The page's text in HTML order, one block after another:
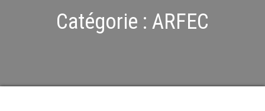
Catégorie : ARFEC